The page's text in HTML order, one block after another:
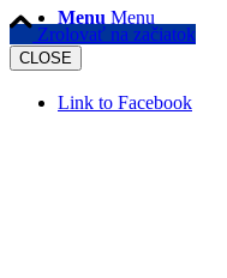
Menu Menu
Link to Facebook
Zrolovať na začiatok
CLOSE